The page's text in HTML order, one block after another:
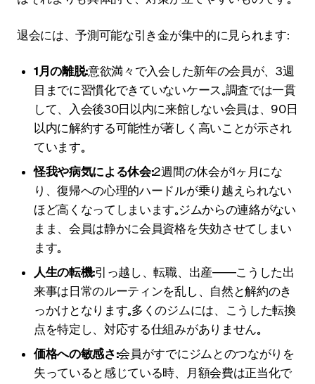
退会には、予測可能な引き金が集中的に見られます：
1月の離脱：意欲満々で入会した新年の会員が、3週
目までに習慣化できていないケース。調査では一貫
して、入会後30日以内に来館しない会員は、90日
以内に解約する可能性が著しく高いことが示され
ています。
怪我や病気による休会：2週間の休会が1ヶ月にな
り、復帰への心理的ハードルが乗り越えられない
ほど高くなってしまいます。ジムからの連絡がない
まま、会員は静かに会員資格を失効させてしまい
ます。
人生の転機：引っ越し、転職、出産――こうした出
来事は日常のルーティンを乱し、自然と解約のき
っかけとなります。多くのジムには、こうした転換
点を特定し、対応する仕組みがありません。
価格への敏感さ：会員がすでにジムとのつながりを
失っていると感じている時、月額会費は正当化で